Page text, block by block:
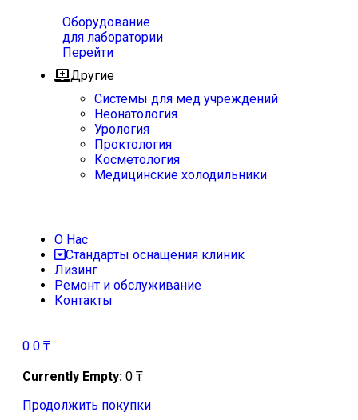
Оборудование
для лаборатории
Перейти
Другие
Системы для мед учреждений
Неонатология
Урология
Проктология
Косметология
Медицинские холодильники
О Нас
Стандарты оснащения клиник
Лизинг
Ремонт и обслуживание
Контакты
0 0 ₸
Currently Empty: 0 ₸
Продолжить покупки